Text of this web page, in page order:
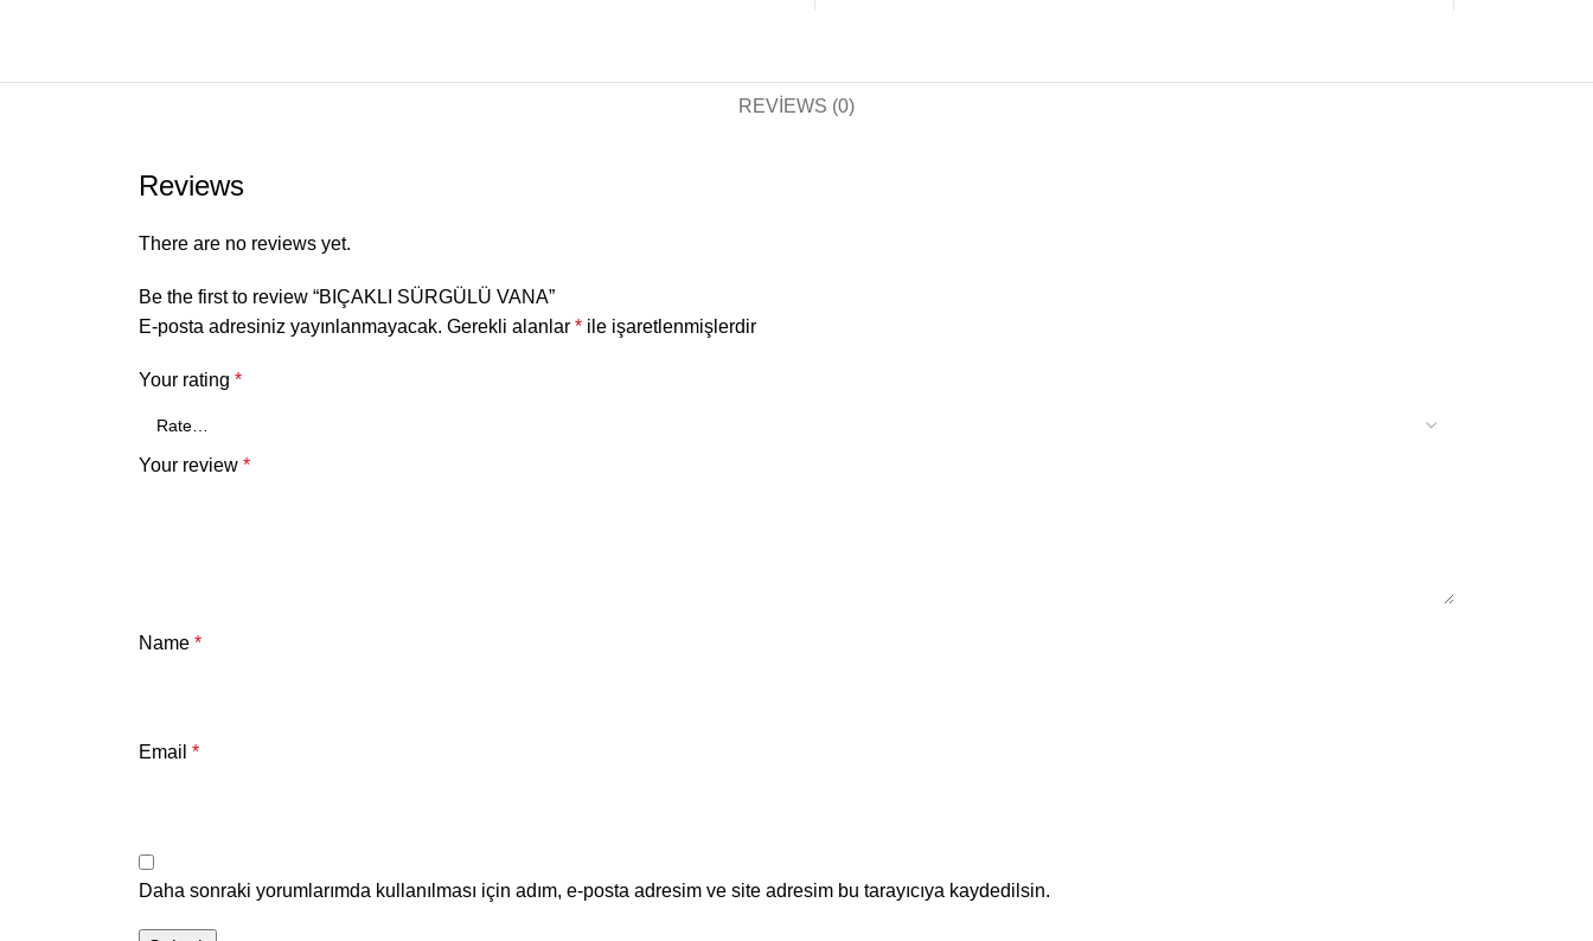
REVIEWS (0)
Reviews
There are no reviews yet.
Be the first to review “BIÇAKLI SÜRGÜLÜ VANA”
E-posta adresiniz yayınlanmayacak. Gerekli alanlar * ile işaretlenmişlerdir
Your rating *
Your review *
Name *
Email *
Daha sonraki yorumlarımda kullanılması için adım, e-posta adresim ve site adresim bu tarayıcıya kaydedilsin.